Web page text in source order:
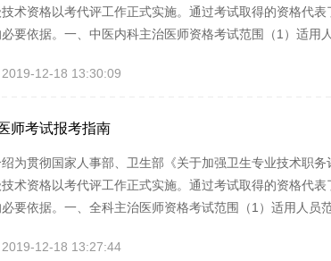
术资格以考代评工作正式实施。通过考试取得的资格代
要依据。一、中医内科主治医师资格考试范围（1）适用
话的方式进行考试。二、中医内科学主治医师资格取得
12-18 13:30:09
师考试报考指南
为贯彻国家人事部、卫生部《关于加强卫生专业技术职
术资格以考代评工作正式实施。通过考试取得的资格代
要依据。一、全科主治医师资格考试范围（1）适用人员
进行考试。二、全科主治医师资格取得方式全科主治医
12-18 13:27:44